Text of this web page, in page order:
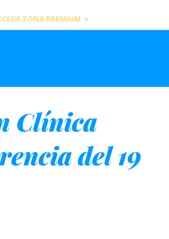
ZONA PREMIUM
Clínica
del 19